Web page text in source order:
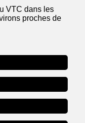
VTC dans les
proches de